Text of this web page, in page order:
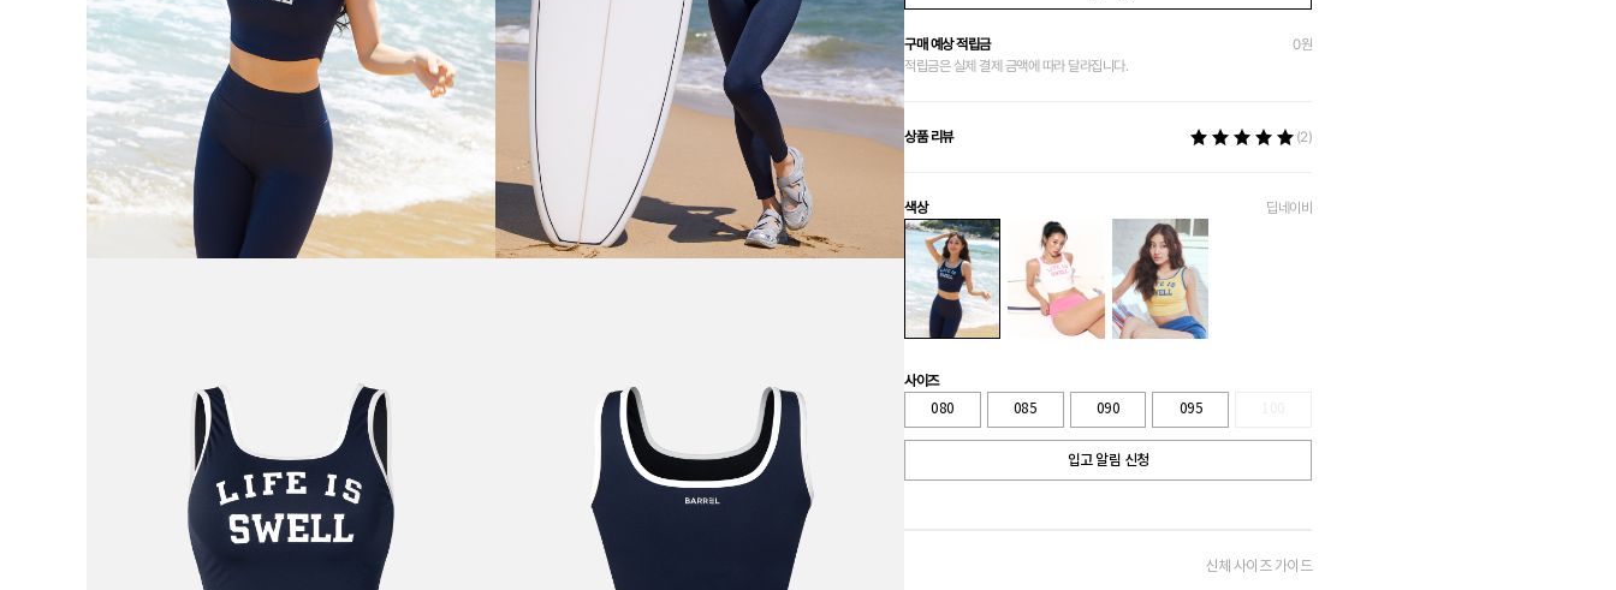
구매 예상 적립금
적립금은 실제 결제 금액에 따라 달라집니다.
0원
상품 리뷰 (2)
색상 딥네이비
사이즈
080 085 090 095
입고 알림 신청
신체 사이즈 가이드